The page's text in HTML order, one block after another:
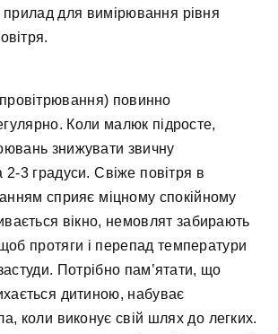
прилад для вимірювання рівня
повинно
Коли малюк підросте,
знижувати звичну
2-3 градуси. Свіже повітря в
сприяє міцному спокійному
вікно, немовлят забирають
протяги і перепад температури
Потрібно пам’ятати, що
дитиною, набуває
коли виконує свій шлях до легких.